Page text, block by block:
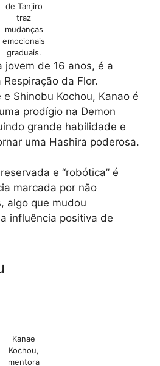
de Tanjiro
traz
mudanças
emocionais
graduais.
jovem de 16 anos, é a
da Flor.
Shinobu Kochou, Kanao é
prodígio na Demon
grande habilidade e
uma Hashira poderosa.
e “robótica” é
marcada por não
algo que mudou
influência positiva de
Kanae
Kochou,
mentora